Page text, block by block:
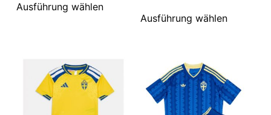
Ausführung wählen
Ausführung wählen